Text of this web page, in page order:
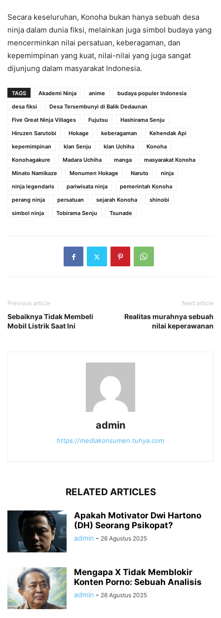
Secara keseluruhan, Konoha bukan hanya sebuah desa
ninja dalam dunia fiksi, melainkan juga simbol budaya yang
mencerminkan nilai persatuan, keberagaman, dan
kepemimpinan yang kuat, nilai-nilai yang juga sangat
dijunjung dalam masyarakat Indonesia.
TAGS Akademi Ninja anime
budaya populer Indonesia
desa fiksi
Desa Tersembunyi di Balik Dedaunan
Five Great Ninja Villages
Fujutsu
Hashirama Senju
Hiruzen Sarutobi
Hokage keberagaman
Kehendak Api
kepemimpinan
klan Senju klan Uchiha
Konoha
Konohagakure
Madara Uchiha manga
masyarakat Konoha
Minato Namikaze
Monumen Hokage Naruto
ninja
ninja legendaris
pariwisata ninja
pemerintah Konoha
perang ninja
persatuan sejarah Konoha
shinobi
simbol ninja
Tobirama Senju Tsunade
Previous article
Sebaiknya Tidak Membeli
Mobil Listrik Saat Ini
Next article
Realitas murahnya sebuah
nilai keperawanan
admin
https://mediakonsumen.tuhya.com
RELATED ARTICLES
Apakah Motivator Dwi Hartono
(DH) Seorang Psikopat?
admin - 26 Agustus 2025
Mengapa X Tidak Memblokir
Konten Porno: Sebuah Analisis
admin - 26 Agustus 2025